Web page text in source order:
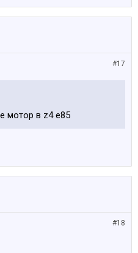
#17
мотор в z4 e85
#18